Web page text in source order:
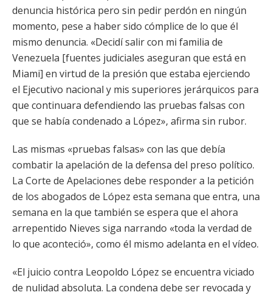
denuncia histórica pero sin pedir perdón en ningún
momento, pese a haber sido cómplice de lo que él
mismo denuncia. «Decidí salir con mi familia de
Venezuela [fuentes judiciales aseguran que está en
Miami] en virtud de la presión que estaba ejerciendo
el Ejecutivo nacional y mis superiores jerárquicos para
que continuara defendiendo las pruebas falsas con
que se había condenado a López», afirma sin rubor.
Las mismas «pruebas falsas» con las que debía
combatir la apelación de la defensa del preso político.
La Corte de Apelaciones debe responder a la petición
de los abogados de López esta semana que entra, una
semana en la que también se espera que el ahora
arrepentido Nieves siga narrando «toda la verdad de
lo que aconteció», como él mismo adelanta en el vídeo.
«El juicio contra Leopoldo López se encuentra viciado
de nulidad absoluta. La condena debe ser revocada y